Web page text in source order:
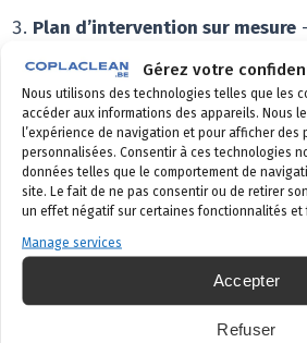
Gérez votre
Nous utilisons des technologies telles que les
accéder aux informations des appareils. Nous
l’expérience de navigation et pour afficher des
personnalisées. Consentir à ces technologies
données telles que le comportement de
site. Le fait de ne pas consentir ou de retirer
un effet négatif sur certaines fonctionnalités et
Manage services
Accepter
Refuser
Plan d’intervention sur mesure
calibré sur vos contraintes.
Suivi documenté— rapports
station, historique annuel
Zone d’intervention
CoplaClean intervient pour les
Bruxelles, en Brabant wallon, à
Charleroi, Mons, Tournai et
vous gériez un immeuble